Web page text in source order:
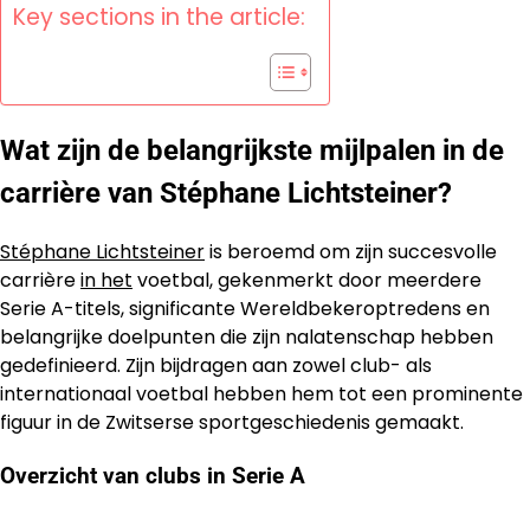
Key sections in the article:
Wat zijn de belangrijkste mijlpalen in de
carrière van Stéphane Lichtsteiner?
Stéphane Lichtsteineris beroemd om zijn succesvolle
carrièrein het voetbal, gekenmerkt door meerdere
Serie A-titels, significante Wereldbekeroptredens en
belangrijke doelpunten die zijn nalatenschap hebben
gedefinieerd. Zijn bijdragen aan zowel club- als
internationaal voetbal hebben hem tot een prominente
figuur in de Zwitserse sportgeschiedenis gemaakt.
Overzicht van clubs in Serie A